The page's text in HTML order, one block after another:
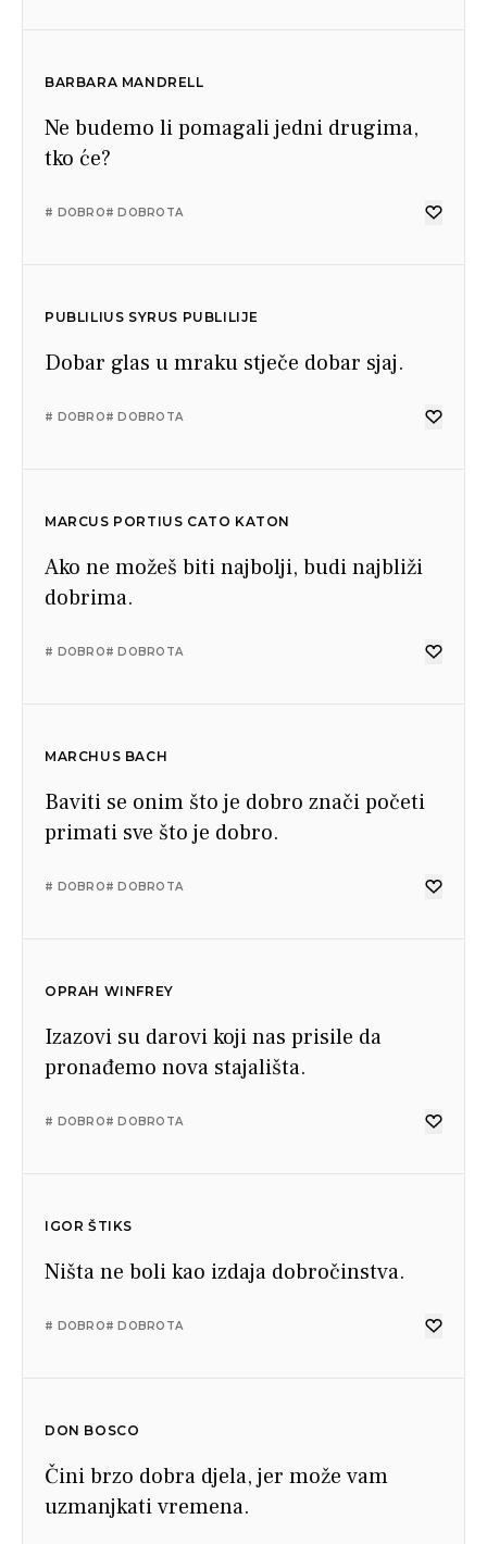
BARBARA MANDRELL
Ne budemo li pomagali jedni drugima,
tko će?
# DOBRO# DOBROTA
PUBLILIUS SYRUS PUBLILIJE
Dobar glas u mraku stječe dobar sjaj.
# DOBRO# DOBROTA
MARCUS PORTIUS CATO KATON
Ako ne možeš biti najbolji, budi najbliži
dobrima.
# DOBRO# DOBROTA
MARCHUS BACH
Baviti se onim što je dobro znači početi
primati sve što je dobro.
# DOBRO# DOBROTA
OPRAH WINFREY
Izazovi su darovi koji nas prisile da
pronađemo nova stajališta.
# DOBRO# DOBROTA
IGOR ŠTIKS
Ništa ne boli kao izdaja dobročinstva.
# DOBRO# DOBROTA
DON BOSCO
Čini brzo dobra djela, jer može vam
uzmanjkati vremena.